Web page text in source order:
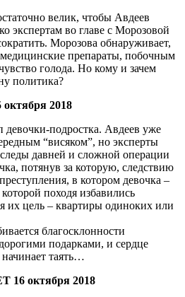
велик, чтобы Авдеев
экспертам во главе с Морозовой
Морозова обнаруживает,
препараты, побочным
голода. Но кому и зачем
политика?
2018
девочки-подростка. Авдеев уже
“висяком”, но эксперты
давней и сложной операции
потянув за которую, следствию
в котором девочка –
походя избавились
их цель – квартиры одиноких или
благосклонности
подарками, и сердце
таять…
16 октября 2018